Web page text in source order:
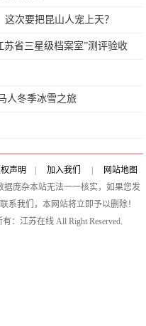
次要把昆山人宠上天？
省三星级档案室”测评验收
人冬季冰雪之旅
声明 | 加入我们 |
网站地图
庞杂本站无法一一核实，如果您发
系我们，本网站将立即予以删除！
有：江苏在线 All Right Reserved.